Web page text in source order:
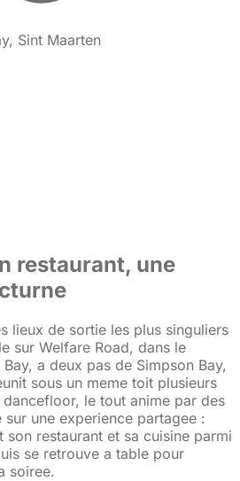
Sint Maarten
restaurant, une
lieux de sortie les plus singuliers
sur Welfare Road, dans le
a deux pas de Simpson Bay,
sous un meme toit plusieurs
le tout anime par des
une experience partagee :
restaurant et sa cuisine parmi
se retrouve a table pour
soiree.